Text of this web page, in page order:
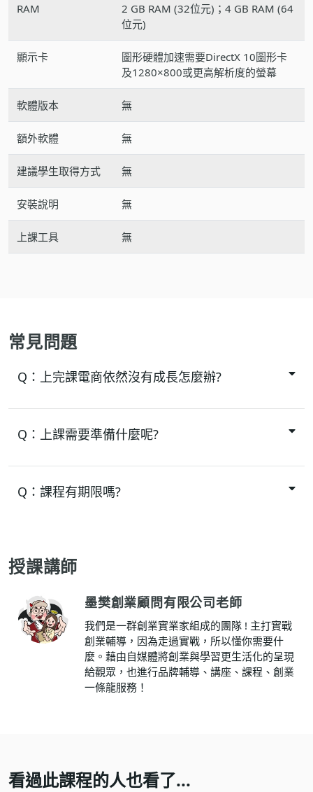
RAM
2 GB RAM (32位元)；4 GB RAM (64
位元)
顯示卡
圖形硬體加速需要DirectX 10圖形卡
及1280×800或更高解析度的螢幕
軟體版本 無
額外軟體 無
建議學生取得方式 無
安裝說明 無
上課工具 無
常見問題
Q： 上完課電商依然沒有成長怎麼辦?
Q： 上課需要準備什麼呢?
Q： 課程有期限嗎?
授課講師
墨樊創業顧問有限公司老師
我們是一群創業實業家組成的團隊 ! 主打實戰
創業輔導，因為走過實戰，所以懂你需要什
麼。藉由自媒體將創業與學習更生活化的呈現
給觀眾，也進行品牌輔導、講座、課程、創業
一條龍服務！
看過此課程的人也看了...